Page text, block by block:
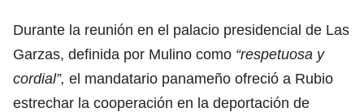
Durante la reunión en el palacio presidencial de Las
Garzas, definida por Mulino como “respetuosa y
cordial”, el mandatario panameño ofreció a Rubio
estrechar la cooperación en la deportación de